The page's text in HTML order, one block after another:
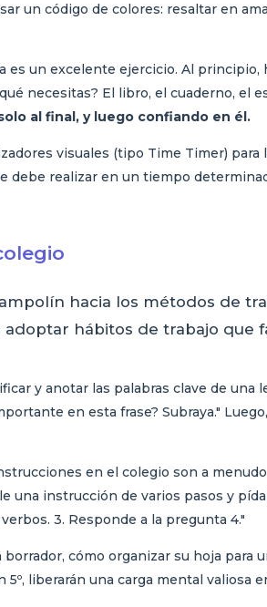
un código de colores: resaltar en
es un excelente ejercicio. Al principio,
necesitas? El libro, el cuaderno, el
al final, y luego confiando en él.
visuales (tipo Time Timer)
debe realizar en un tiempo
hacia los métodos de
adoptar hábitos de trabajo que
y anotar las palabras clave de una
en esta frase? Subraya."
en el colegio son a
instrucción de varios pasos y
3. Responde a la pregunta 4."
cómo organizar su hoja para
liberarán una carga mental valiosa en